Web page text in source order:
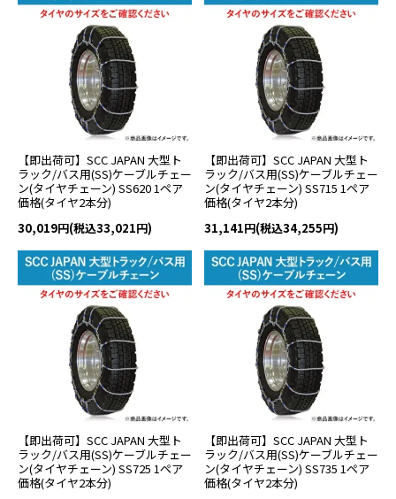
【即出荷可】SCC JAPAN 大型ト
ラック/バス用(SS)ケーブルチェー
ン(タイヤチェーン) SS620 1ペア
価格(タイヤ2本分)
30,019円(税込33,021円)
【即出荷可】SCC JAPAN 大型ト
ラック/バス用(SS)ケーブルチェー
ン(タイヤチェーン) SS715 1ペア
価格(タイヤ2本分)
31,141円(税込34,255円)
【即出荷可】SCC JAPAN 大型ト
ラック/バス用(SS)ケーブルチェー
ン(タイヤチェーン) SS725 1ペア
価格(タイヤ2本分)
【即出荷可】SCC JAPAN 大型ト
ラック/バス用(SS)ケーブルチェー
ン(タイヤチェーン) SS735 1ペア
価格(タイヤ2本分)